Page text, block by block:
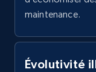
Home Depot
specified URL
maintenance.
Évolutivité